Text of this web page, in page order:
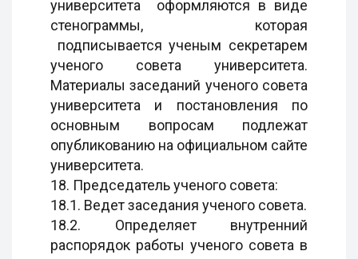
университета оформляются в виде
стенограммы, которая
подписывается ученым секретарем
ученого совета университета.
Материалы заседаний ученого совета
университета и постановления по
основным вопросам подлежат
опубликованию на официальном сайте
университета.
18. Председатель ученого совета:
18.1. Ведет заседания ученого совета.
18.2. Определяет внутренний
распорядок работы ученого совета в